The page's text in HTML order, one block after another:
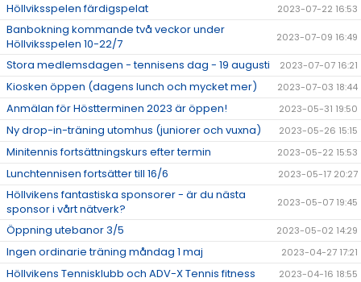
Höllviksspelen färdigspelat 2023-07-22 16:53
Banbokning kommande två veckor under
Höllviksspelen 10-22/7
2023-07-09 16:49
Stora medlemsdagen - tennisens dag - 19 augusti 2023-07-07 16:21
Kiosken öppen (dagens lunch och mycket mer) 2023-07-03 18:44
Anmälan för Höstterminen 2023 är öppen! 2023-05-31 19:50
Ny drop-in-träning utomhus (juniorer och vuxna) 2023-05-26 15:15
Minitennis fortsättningskurs efter termin 2023-05-22 15:53
Lunchtennisen fortsätter till 16/6 2023-05-17 20:27
Höllvikens fantastiska sponsorer - är du nästa
sponsor i vårt nätverk?
2023-05-07 19:45
Öppning utebanor 3/5 2023-05-02 14:29
Ingen ordinarie träning måndag 1 maj 2023-04-27 17:21
Höllvikens Tennisklubb och ADV-X Tennis fitness 2023-04-16 18:55